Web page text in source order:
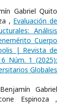
Gabriel Quito
, Evaluación de
Análisis
Cuerpo
| Revista de
Núm. 1 (2025):
Globales
Gabriel
Espinoza ,